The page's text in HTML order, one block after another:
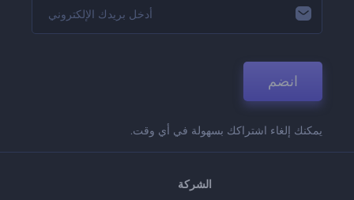
انضم
يمكنك إلغاء اشتراكك بسهولة في أي وقت.
الشركة